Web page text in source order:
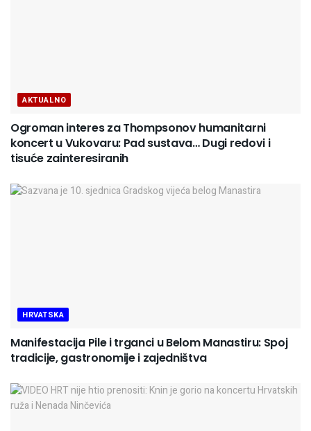
AKTUALNO
Ogroman interes za Thompsonov humanitarni
koncert u Vukovaru: Pad sustava… Dugi redovi i
tisuće zainteresiranih
HRVATSKA
Manifestacija Pile i trganci u Belom Manastiru: Spoj
tradicije, gastronomije i zajedništva